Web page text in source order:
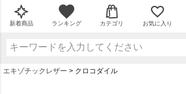
新着商品 ランキング カテゴリ お気に入り
エキゾチックレザー クロコダイル